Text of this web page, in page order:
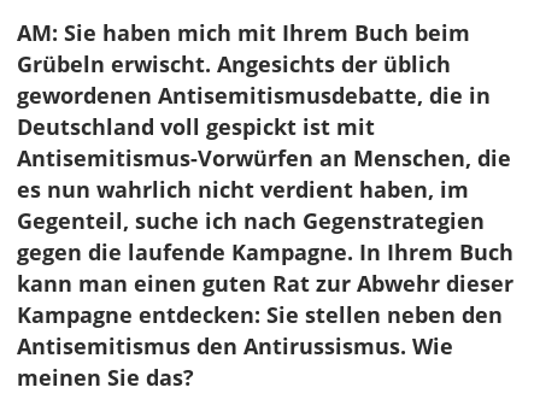
AM: Sie haben mich mit Ihrem Buch beim
Grübeln erwischt. Angesichts der üblich
gewordenen Antisemitismusdebatte, die in
Deutschland voll gespickt ist mit
Antisemitismus-Vorwürfen an Menschen, die
es nun wahrlich nicht verdient haben, im
Gegenteil, suche ich nach Gegenstrategien
gegen die laufende Kampagne. In Ihrem Buch
kann man einen guten Rat zur Abwehr dieser
Kampagne entdecken: Sie stellen neben den
Antisemitismus den Antirussismus. Wie
meinen Sie das?